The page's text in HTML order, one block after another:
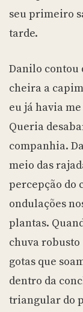
seu primeiro
tarde.
Danilo contou
cheira a
eu já havia
Queria
companhia.
meio das
percepção do
ondulações
plantas.
chuva robusto
gotas que
dentro da
triangular do